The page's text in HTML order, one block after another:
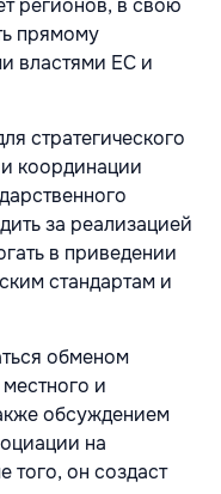
регионов, в свою
прямому
властями ЕС и
стратегического
координации
за реализацией
в приведении
стандартам и
обменом
и
обсуждением
на
того, он создаст